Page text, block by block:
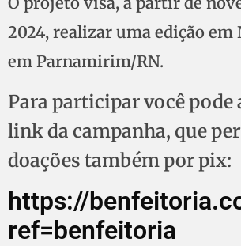
2024, realizar uma edição em
em Parnamirim/RN.
Para participar você pode
link da campanha, que
doações também por pix:
https://
ref=benfeitoria